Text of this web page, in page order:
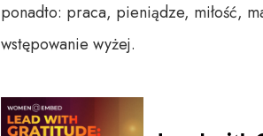
ponadto: praca, pieniądze, miłość,
wstępowanie wyżej.